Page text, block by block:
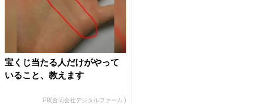
宝くじ当たる人だけがやって
いること、教えます
PR(合同会社デジタルファーム )